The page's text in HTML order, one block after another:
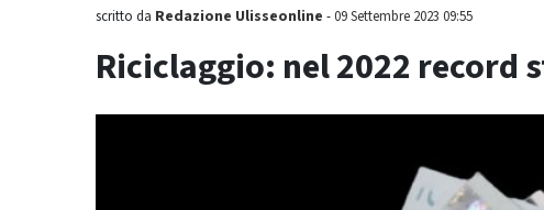
scritto da Redazione Ulisseonline -09 Settembre 2023 09:55
Riciclaggio: nel 2022 record